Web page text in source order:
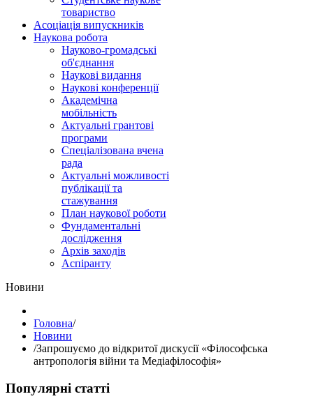
товариство
Асоціація випускників
Наукова робота
Науково-громадські
об'єднання
Наукові видання
Наукові конференції
Академічна
мобільність
Актуальні грантові
програми
Спеціалізована вчена
рада
Актуальні можливості
публікації та
стажування
План наукової роботи
Фундаментальні
дослідження
Архів заходів
Аспіранту
Hовини
Головна/
Hовини
/Запрошуємо до відкритої дискусії «Філософська
антропологія війни та Медіафілософія»
Популярні статті